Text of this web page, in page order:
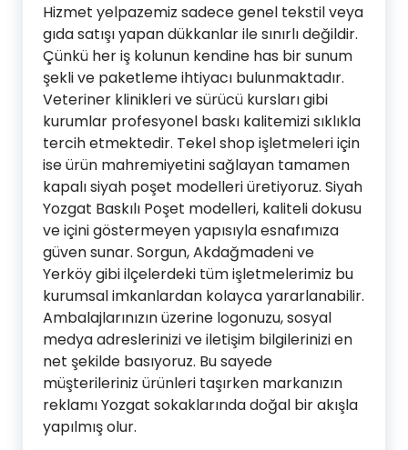
Hizmet yelpazemiz sadece genel tekstil veya
gıda satışı yapan dükkanlar ile sınırlı değildir.
Çünkü her iş kolunun kendine has bir sunum
şekli ve paketleme ihtiyacı bulunmaktadır.
Veteriner klinikleri ve sürücü kursları gibi
kurumlar profesyonel baskı kalitemizi sıklıkla
tercih etmektedir. Tekel shop işletmeleri için
ise ürün mahremiyetini sağlayan tamamen
kapalı siyah poşet modelleri üretiyoruz. Siyah
Yozgat Baskılı Poşet modelleri, kaliteli dokusu
ve içini göstermeyen yapısıyla esnafımıza
güven sunar. Sorgun, Akdağmadeni ve
Yerköy gibi ilçelerdeki tüm işletmelerimiz bu
kurumsal imkanlardan kolayca yararlanabilir.
Ambalajlarınızın üzerine logonuzu, sosyal
medya adreslerinizi ve iletişim bilgilerinizi en
net şekilde basıyoruz. Bu sayede
müşterileriniz ürünleri taşırken markanızın
reklamı Yozgat sokaklarında doğal bir akışla
yapılmış olur.